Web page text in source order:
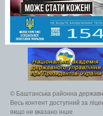
© Баштанська районна
Весь контент доступний за
якщо не вказано інше